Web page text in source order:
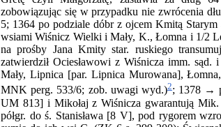
zobowiązując się w przypadku nie zwrócenia
5; 1364 po podziale dóbr z ojcem Kmitą
wsiami Wiśnicz Wielki i Mały, K., Łomna i 1/2
na prośby Jana Kmity star. ruskiego
zatwierdził Ociesławowi z Wiśnicza imm.
Mały, Lipnica [par. Lipnica Murowana],
MNK perg. 533/6; zob. uwagi wyd.)2; 1378 →
UM 813] i Mikołaj z Wiśnicza gwarantują
półgr. do ś. Stanisława [8 V], pod rygorem